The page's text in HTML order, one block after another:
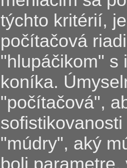
týchto kritérií,
počítačová
"hlupáčikom" s
koníka.
"počítačová",
"múdry", aký
boli